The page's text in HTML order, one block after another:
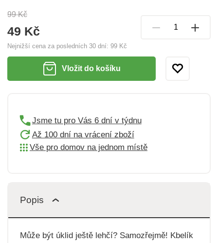
99 Kč
49 Kč
Nejnižší cena za posledních 30 dní: 99 Kč
Vložit do košíku
Jsme tu pro Vás 6 dní v týdnu
Až 100 dní na vrácení zboží
Vše pro domov na jednom místě
Popis
Může být úklid ještě lehčí? Samozřejmě! Kbelík